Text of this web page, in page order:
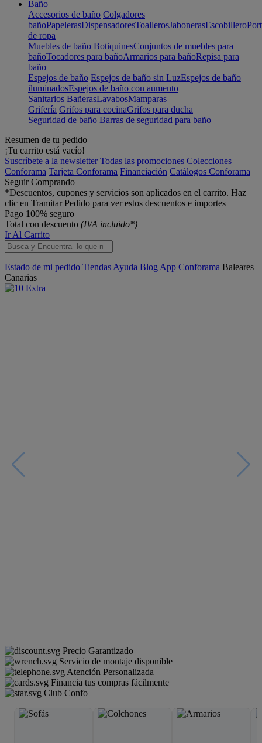
Baño
Accesorios de baño Colgadores
bañoPapelerasDispensadoresToallerosJabonerasEscobillero
de ropa
Muebles de baño BotiquinesConjuntos de muebles para
bañoTocadores para bañoArmarios para bañoRepisa para
baño
Espejos de baño Espejos de baño sin LuzEspejos de baño
iluminadosEspejos de baño con aumento
Sanitarios BañerasLavabosMamparas
Grifería Grifos para cocinaGrifos para ducha
Seguridad de baño Barras de seguridad para baño
Resumen de tu pedido
¡Tu carrito está vacío!
Suscríbete a la newsletter Todas las promociones Colecciones
Conforama Tarjeta Conforama Financiación Catálogos Conforama
Seguir Comprando
*Descuentos, cupones y servicios son aplicados en el carrito. Haz
clic en Tramitar Pedido para ver estos descuentos e importes
Pago 100% seguro
Total con descuento (IVA incluido*)
Ir Al Carrito
Estado de mi pedido Tiendas Ayuda Blog App Conforama Baleares
Canarias
Precio Garantizado
Servicio de montaje disponible
Atención Personalizada
Financia tus compras fácilmente
Club Confo